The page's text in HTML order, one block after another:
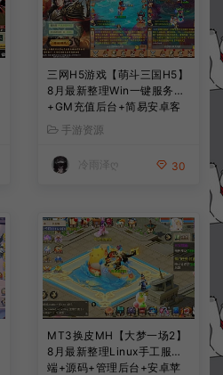
三网H5游戏【萌斗三国H5】
8月最新整理Win一键服务端
+GM充值后台+简易安卓客
户端+详细搭建教程+视频教
手游资源
冷雨泽ღ 30
MT3换皮MH【大梦一场2】
8月最新整理Linux手工服务
端+源码+管理后台+安卓苹